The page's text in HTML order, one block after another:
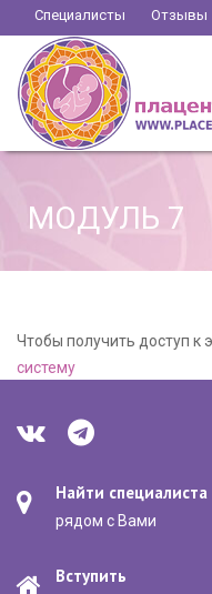
Перейти
к
содержимому
Специалисты Отзывы
МОДУЛЬ 7
Чтобы получить доступ к
систему
Найти специалиста
рядом с Вами
Вступить